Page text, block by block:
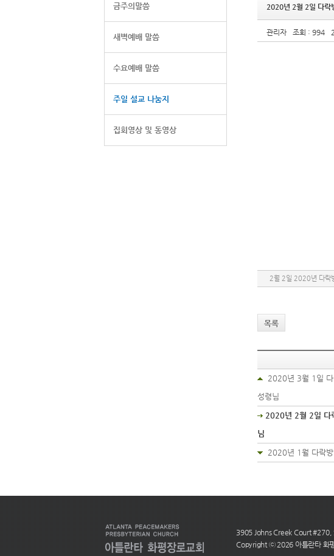
금주의말씀
새벽예배 말씀
수요예배 말씀
주일 설교 나눔지
집회영상 및 동영상
2020년 2월 2일 다락
관리자 조회 : 994
2월 2일 2020년 다락
목록
2020년 3월 1일
성령님
2020년 2월 2일 다
님
2020년 1월 다락
3905 Johns Creek Court
Copyright ⓒ 2026 아틀란타 화